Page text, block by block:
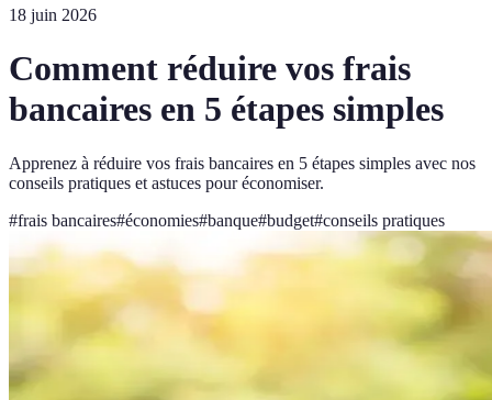
18 juin 2026
Comment réduire vos frais
bancaires en 5 étapes simples
Apprenez à réduire vos frais bancaires en 5 étapes simples avec nos
conseils pratiques et astuces pour économiser.
#frais bancaires#économies#banque#budget#conseils pratiques